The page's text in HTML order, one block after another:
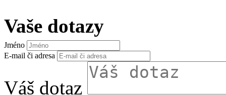
Vaše dotazy
Jméno
E-mail či adresa
Váš dotaz